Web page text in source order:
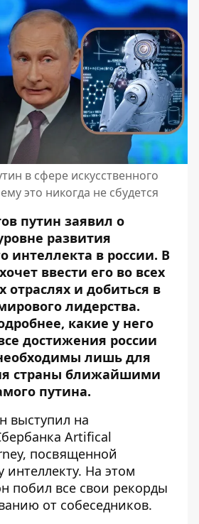
в сфере искусственного
это никогда не сбудется
путин заявил о
развития
интеллекта в россии. В
ввести его во всех
и добиться в
лидерства.
какие у него
достижения россии
лишь для
страны ближайшими
путина.
выступил на
Artifical
посвященной
интеллекту. На этом
побил все свои рекорды
от собеседников.